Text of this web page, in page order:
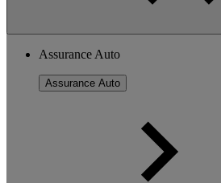
Assurance Auto
Assurance Auto